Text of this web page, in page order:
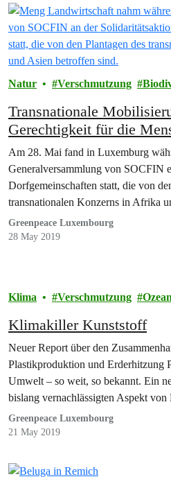
Natur Verschmutzung
Transnationale
Gerechtigkeit für die
SOCFIN-Plantagen
Am 28. Mai fand in Luxemburg
Generalversammlung von SOCFIN
Dorfgemeinschaften statt, die von
transnationalen Konzerns in Afrika
Greenpeace Luxembourg
28 May 2019
Klima Verschmutzung
Klimakiller Kunststoff
Neuer Report über den
Plastikproduktion und Erderhitzung
Umwelt – so weit, so bekannt. Ein
bislang vernachlässigten Aspekt
Greenpeace Luxembourg
21 May 2019